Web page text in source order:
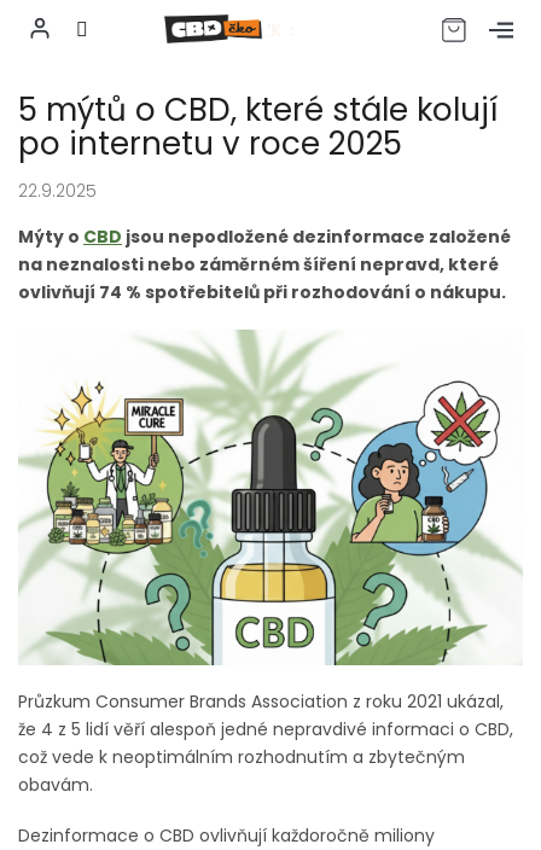
obsah
CZK
5 mýtů o CBD, které stále kolují
po internetu v roce 2025
22.9.2025
Mýty o CBD jsou nepodložené dezinformace založené
na neznalosti nebo záměrném šíření nepravd, které
ovlivňují 74 % spotřebitelů při rozhodování o nákupu.
Průzkum Consumer Brands Association z roku 2021 ukázal,
že 4 z 5 lidí věří alespoň jedné nepravdivé informaci o CBD,
což vede k neoptimálním rozhodnutím a zbytečným
obavám.
Dezinformace o CBD ovlivňují každoročně miliony